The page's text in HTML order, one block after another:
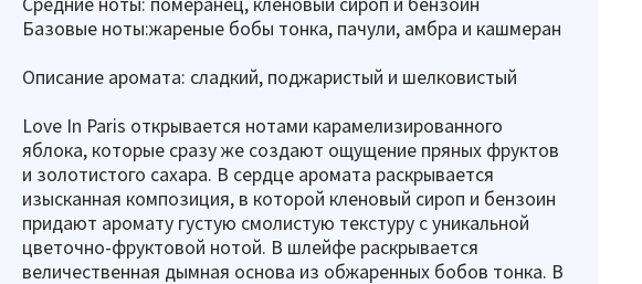
Базовые ноты:жареные бобы тонка, пачули, амбра и кашмеран
Описание аромата: сладкий, поджаристый и шелковистый
Love In Paris открывается нотами карамелизированного
яблока, которые сразу же создают ощущение пряных фруктов
и золотистого сахара. В сердце аромата раскрывается
изысканная композиция, в которой кленовый сироп и бензоин
придают аромату густую смолистую текстуру с уникальной
цветочно-фруктовой нотой. В шлейфе раскрывается
величественная дымная основа из обжаренных бобов тонка. В